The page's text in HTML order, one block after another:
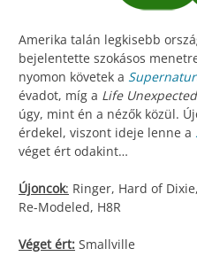
Amerika talán legkisebb
bejelentette szokásos
nyomon követek a
évadot, míg a Life Unexpected
úgy, mint én a nézők közül.
érdekel, viszont ideje lenne a
véget ért odakint…
Újoncok: Ringer, Hard of
Re-Modeled, H8R
Véget ért: Smallville